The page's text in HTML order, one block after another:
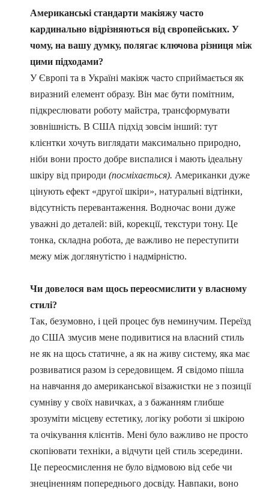
Американські стандарти макіяжу часто
кардинально відрізняються від європейських. У
чому, на вашу думку, полягає ключова різниця між
цими підходами?
У Європі та в Україні макіяж часто сприймається як
виразний елемент образу. Він має бути помітним,
підкреслювати роботу майстра, трансформувати
зовнішність. В США підхід зовсім інший: тут
клієнтки хочуть виглядати максимально природно,
ніби вони просто добре виспалися і мають ідеальну
шкіру від природи (посміхається). Американки дуже
цінують ефект «другої шкіри», натуральні відтінки,
відсутність перевантаження. Водночас вони дуже
уважні до деталей: вій, корекції, текстури тону. Це
тонка, складна робота, де важливо не переступити
межу між доглянутістю і надмірністю.
Чи довелося вам щось переосмислити у власному
стилі?
Так, безумовно, і цей процес був неминучим. Переїзд
до США змусив мене подивитися на власний стиль
не як на щось статичне, а як на живу систему, яка має
розвиватися разом із середовищем. Я свідомо пішла
на навчання до американської візажистки не з позиції
сумніву у своїх навичках, а з бажанням глибше
зрозуміти місцеву естетику, логіку роботи зі шкірою
та очікування клієнтів. Мені було важливо не просто
скопіювати техніки, а відчути цей стиль зсередини.
Це переосмислення не було відмовою від себе чи
знеціненням попереднього досвіду. Навпаки, воно